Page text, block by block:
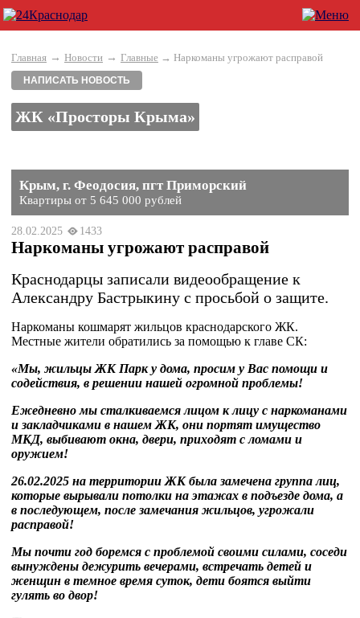
Главная → Новости → Главные → Наркоманы угрожают расправой
НАПИСАТЬ НОВОСТЬ
ЖК «Просторы Крыма»
Крым, г. Феодосия, пгт Приморский
Квартиры от 5 645 000 рублей
28.02.2025 1433
Наркоманы угрожают расправой
Краснодарцы записали видеообращение к
Александру Бастрыкину с просьбой о защите.
Наркоманы кошмарят жильцов краснодарского ЖК.
Местные жители обратились за помощью к главе СК:
«Мы, жильцы ЖК Парк у дома, просим у Вас помощи и
содействия, в решении нашей огромной проблемы!
Ежедневно мы сталкиваемся лицом к лицу с наркоманами
и закладчиками в нашем ЖК, они портят имущество
МКД, выбивают окна, двери, приходят с ломами и
оружием!
26.02.2025 на территории ЖК была замечена группа лиц,
которые вырывали потолки на этажах в подъезде дома, а
в последующем, после замечания жильцов, угрожали
расправой!
Мы почти год боремся с проблемой своими силами, соседи
вынуждены дежурить вечерами, встречать детей и
женщин в темное время суток, дети боятся выйти
гулять во двор!